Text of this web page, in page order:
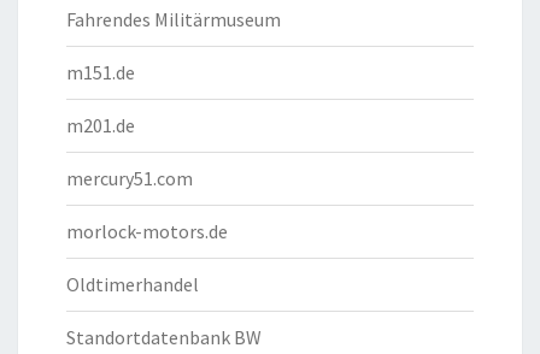
Fahrendes Militärmuseum
m151.de
m201.de
mercury51.com
morlock-motors.de
Oldtimerhandel
Standortdatenbank BW